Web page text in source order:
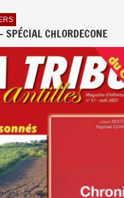
SPÉCIAL CHLORDECONE